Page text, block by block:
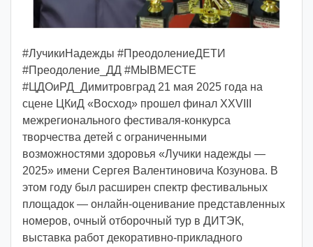
y
#ЛучикиНадежды #ПреодолениеДЕТИ
#Преодоление_ДД #МЫВМЕСТЕ
#ЦДОиРД_Димитровград 21 мая 2025 года на
сцене ЦКиД «Восход» прошел финал XXVIII
межрегионального фестиваля-конкурса
творчества детей с ограниченными
возможностями здоровья «Лучики надежды —
2025» имени Сергея Валентиновича Козунова. В
этом году был расширен спектр фестивальных
площадок — онлайн-оценивание представленных
номеров, очный отборочный тур в ДИТЭК,
выставка работ декоративно-прикладного